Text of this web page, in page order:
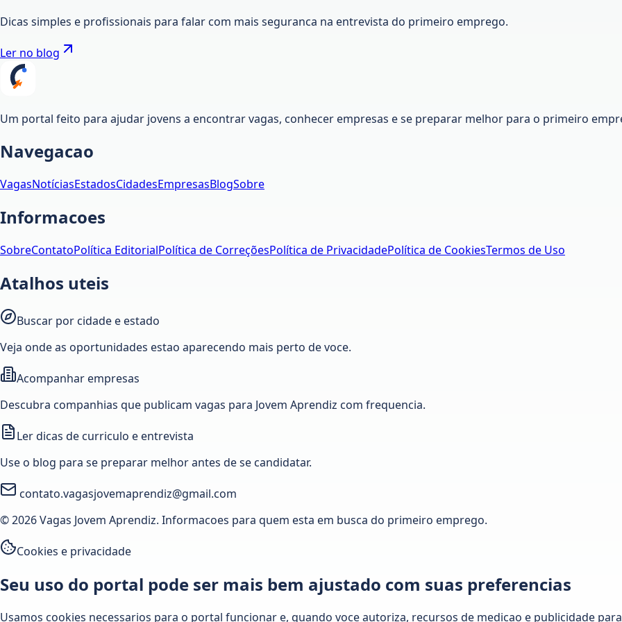
Dicas simples e profissionais para falar com mais seguranca na entrevista do primeiro emprego.
Ler no blog
Um portal feito para ajudar jovens a encontrar vagas, conhecer empresas e se preparar melhor para o primeiro
Navegacao
VagasNotíciasEstadosCidadesEmpresasBlogSobre
Informacoes
SobreContatoPolítica EditorialPolítica de CorreçõesPolítica de PrivacidadePolítica de CookiesTermos de Uso
Atalhos uteis
Buscar por cidade e estado
Veja onde as oportunidades estao aparecendo mais perto de voce.
Acompanhar empresas
Descubra companhias que publicam vagas para Jovem Aprendiz com frequencia.
Ler dicas de curriculo e entrevista
Use o blog para se preparar melhor antes de se candidatar.
contato.vagasjovemaprendiz@gmail.com
© 2026 Vagas Jovem Aprendiz. Informacoes para quem esta em busca do primeiro emprego.
Cookies e privacidade
Seu uso do portal pode ser mais bem ajustado com suas preferencias
Usamos cookies necessarios para o portal funcionar e, quando voce autoriza, recursos de medicao e publicidade